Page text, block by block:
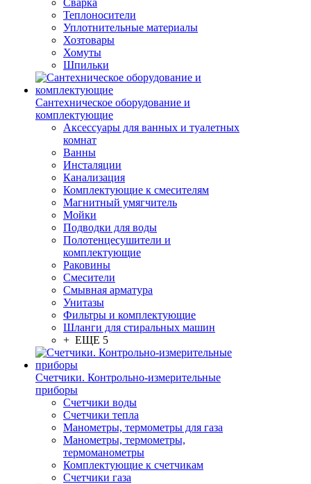
Сварка
Теплоносители
Уплотнительные материалы
Хозтовары
Хомуты
Шпильки
Сантехническое оборудование и
комплектующие
Аксессуары для ванных и туалетных
комнат
Ванны
Инсталяции
Канализация
Комплектующие к смесителям
Магнитный умягчитель
Мойки
Подводки для воды
Полотенцесушители и
комплектующие
Раковины
Смесители
Смывная арматура
Унитазы
Фильтры и комплектующие
Шланги для стиральных машин
+ ЕЩЕ 5
Счетчики. Контрольно-измерительные
приборы
Счетчики воды
Счетчики тепла
Манометры, термометры для газа
Манометры, термометры,
термоманометры
Комплектующие к счетчикам
Счетчики газа